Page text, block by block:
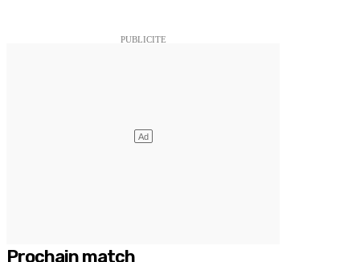
Prochain match